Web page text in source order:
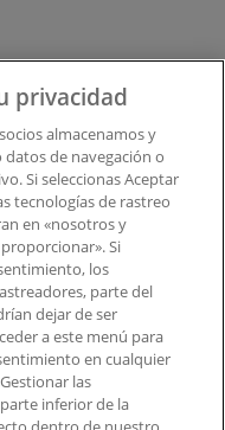
la web o en la
privacidad
almacenamos y
de navegación o
Si seleccionas Aceptar
tecnologías de rastreo
en «nosotros y
Si
los
parte del
dejar de ser
a este menú para
en cualquier
las
inferior de la